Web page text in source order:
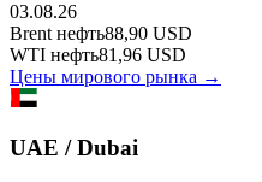
03.08.26
Brent нефть88,90 USD
WTI нефть81,96 USD
Цены мирового рынка →
UAE / Dubai